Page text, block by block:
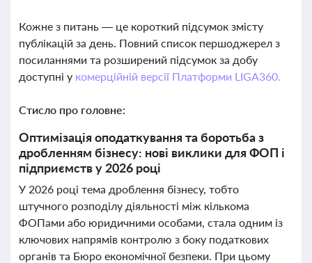
Кожне з питань — це короткий підсумок змісту
публікацій за день. Повний список першоджерел з
посиланнями та розширений підсумок за добу
доступні у комерційній версії Платформи LIGA360.
Стисло про головне:
Оптимізація оподаткування та боротьба з
дробленням бізнесу: нові виклики для ФОП і
підприємств у 2026 році
У 2026 році тема дроблення бізнесу, тобто
штучного розподілу діяльності між кількома
ФОПами або юридичними особами, стала одним із
ключових напрямів контролю з боку податкових
органів та Бюро економічної безпеки. При цьому